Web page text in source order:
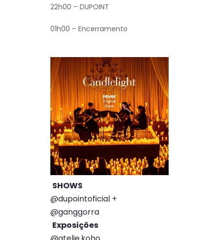
22h00 – DUPOINT
01h00 – Encerramento
SHOWS
@dupointoficial +
@ganggorra
Exposições